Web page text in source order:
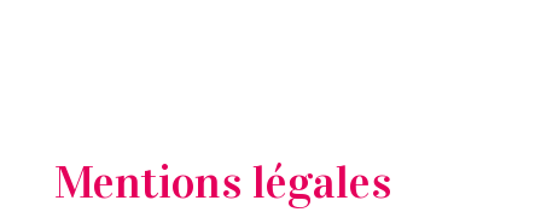
Mentions légales